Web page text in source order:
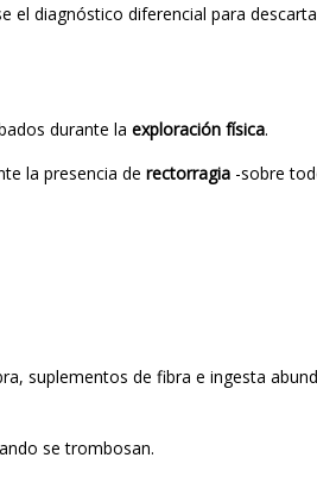
el diagnóstico diferencial para
durante la exploración física.
la presencia de rectorragia -sobre
suplementos de fibra e ingesta
se trombosan.